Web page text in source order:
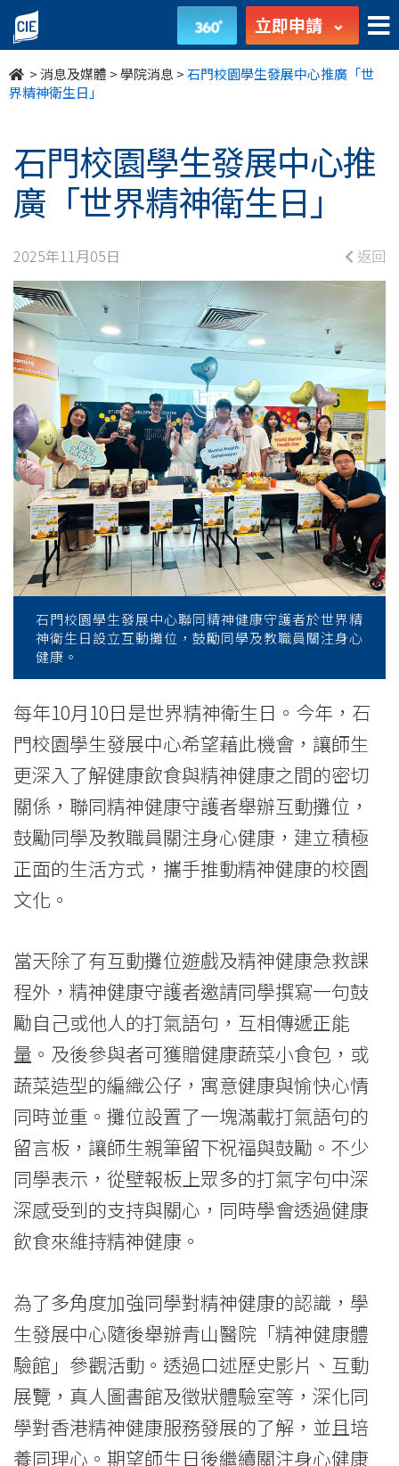
石
門
校
學
生
發
展
中
心
推
廣
「世
界
精
神
生
日」
學
院
消
息
國
際
學
院
香
港
浸
大
學
立即申請
>消息及媒體 >學院消息 >石門校園學生發展中心推廣「世
界精神衛生日」
石門校園學生發展中心推
廣「世界精神衛生日」
2025年11月05日 返回
石門校園學生發展中心聯同精神健康守護者於世界精
神衛生日設立互動攤位，鼓勵同學及教職員關注身心
健康。
每年10月10日是世界精神衛生日。今年，石
門校園學生發展中心希望藉此機會，讓師生
更深入了解健康飲食與精神健康之間的密切
關係，聯同精神健康守護者舉辦互動攤位，
鼓勵同學及教職員關注身心健康，建立積極
正面的生活方式，攜手推動精神健康的校園
文化。
當天除了有互動攤位遊戲及精神健康急救課
程外，精神健康守護者邀請同學撰寫一句鼓
勵自己或他人的打氣語句，互相傳遞正能
量。及後參與者可獲贈健康蔬菜小食包，或
蔬菜造型的編織公仔，寓意健康與愉快心情
同時並重。攤位設置了一塊滿載打氣語句的
留言板，讓師生親筆留下祝福與鼓勵。不少
同學表示，從壁報板上眾多的打氣字句中深
深感受到的支持與關心，同時學會透過健康
飲食來維持精神健康。
為了多角度加強同學對精神健康的認識，學
生發展中心隨後舉辦青山醫院「精神健康體
驗館」參觀活動。透過口述歷史影片、互動
展覽，真人圖書館及徵狀體驗室等，深化同
學對香港精神健康服務發展的了解，並且培
養同理心。期望師生日後繼續關注身心健康